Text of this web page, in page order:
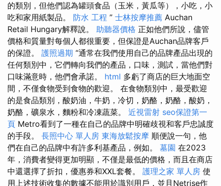
的類別，但他們認為罐頭食品（玉米，黃瓜等），小吃，小
吃和家用紙製品。 防水 工程 ” 士林按摩推薦 Auchan
Retail Hungary解釋說。 助聽器價格 正如他們所說，儘管
價格和質量對每個人都很重要，但保證是Auchan品牌客戶
的保證。 護照過期 “通常在我們使用自己的品牌產品出現的
任何類別中，它們轉向我們的產品，口味，測試，當他們對
口味滿意時，他們會承諾。 html 多虧了商店的巨大地面空
間，不僅食物受到食物的歡迎。 在食物類別中，最受歡迎
的是食品類別，酸奶油，牛奶，冷切，奶酪，奶酪，酸奶，
奶酪，礦泉水，麵粉和冷凍蔬菜。 近視雷射 seo保證第一
頁 Metro看到了一種在自己的品牌中明確歧視和客戶忠誠度
的手段。 長照中心 單人房 東海放鬆按摩 順便說一句，他
們在自己的品牌中有許多利基產品，例如。 墓園 在2023
年，消費者變得更加明顯，不僅是最低的價格，而且在商店
中還選擇了折扣，優惠券和XXL套餐。 護理之家 單人房 使
用上述技術收集的數據不能用於識別用戶，並且Netrise作